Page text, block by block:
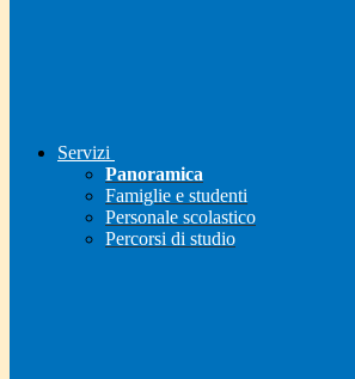
Servizi
Panoramica
Famiglie e studenti
Personale scolastico
Percorsi di studio